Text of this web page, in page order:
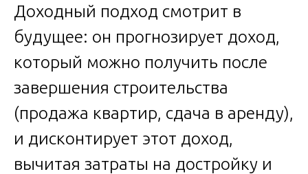
Доходный подход смотрит в
будущее: он прогнозирует доход,
который можно получить после
завершения строительства
(продажа квартир, сдача в аренду),
и дисконтирует этот доход,
вычитая затраты на достройку и